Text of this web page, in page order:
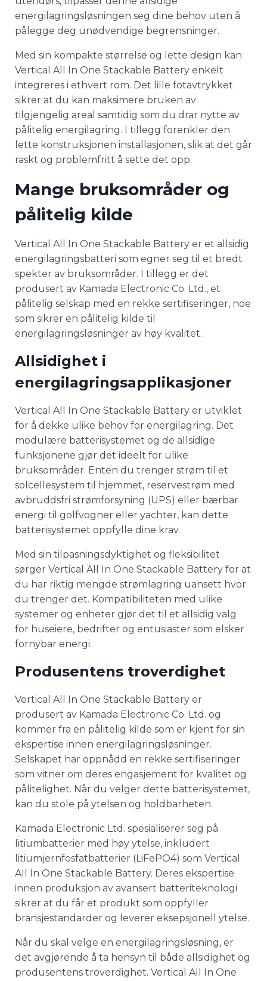
energilagringsløsningen seg dine behov uten å
pålegge deg unødvendige begrensninger.
Med sin kompakte størrelse og lette design kan
Vertical All In One Stackable Battery enkelt
integreres i ethvert rom. Det lille fotavtrykket
sikrer at du kan maksimere bruken av
tilgjengelig areal samtidig som du drar nytte av
pålitelig energilagring. I tillegg forenkler den
lette konstruksjonen installasjonen, slik at det går
raskt og problemfritt å sette det opp.
Mange bruksområder og
pålitelig kilde
Vertical All In One Stackable Battery er et allsidig
energilagringsbatteri som egner seg til et bredt
spekter av bruksområder. I tillegg er det
produsert av Kamada Electronic Co. Ltd., et
pålitelig selskap med en rekke sertifiseringer, noe
som sikrer en pålitelig kilde til
energilagringsløsninger av høy kvalitet.
Allsidighet i
energilagringsapplikasjoner
Vertical All In One Stackable Battery er utviklet
for å dekke ulike behov for energilagring. Det
modulære batterisystemet og de allsidige
funksjonene gjør det ideelt for ulike
bruksområder. Enten du trenger strøm til et
solcellesystem til hjemmet, reservestrøm med
avbruddsfri strømforsyning (UPS) eller bærbar
energi til golfvogner eller yachter, kan dette
batterisystemet oppfylle dine krav.
Med sin tilpasningsdyktighet og fleksibilitet
sørger Vertical All In One Stackable Battery for at
du har riktig mengde strømlagring uansett hvor
du trenger det. Kompatibiliteten med ulike
systemer og enheter gjør det til et allsidig valg
for huseiere, bedrifter og entusiaster som elsker
fornybar energi.
Produsentens troverdighet
Vertical All In One Stackable Battery er
produsert av Kamada Electronic Co. Ltd. og
kommer fra en pålitelig kilde som er kjent for sin
ekspertise innen energilagringsløsninger.
Selskapet har oppnådd en rekke sertifiseringer
som vitner om deres engasjement for kvalitet og
pålitelighet. Når du velger dette batterisystemet,
kan du stole på ytelsen og holdbarheten.
Kamada Electronic Ltd. spesialiserer seg på
litiumbatterier med høy ytelse, inkludert
litiumjernfosfatbatterier (LiFePO4) som Vertical
All In One Stackable Battery. Deres ekspertise
innen produksjon av avansert batteriteknologi
sikrer at du får et produkt som oppfyller
bransjestandarder og leverer eksepsjonell ytelse.
Når du skal velge en energilagringsløsning, er
det avgjørende å ta hensyn til både allsidighet og
produsentens troverdighet. Vertical All In One